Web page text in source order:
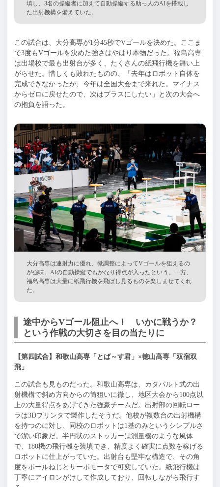
填し、3名の操縦者に加えて自動操縦する助っ人のAIを搭載し
た出射機構を備えていた。
この試合は、大分高専が1分45秒でVゴールを決めた。ここま
で3度もVゴールを決めた強さはやはり本物だった。福島高専
は出場校で最も出射台が多く、たくさんの紙飛行機を舞い上
がらせた。惜しくも敗れたものの、「去年はロボット自体を
完成できなかったが、今年は全国大会まで来れた。マイナス
からゼロに戻せたので、次はプラスにしたい」と次の大会へ
の抱負を語った。
大分高専は連射力に優れ、微調整によってVゴールを狙えるの
が強味。AIの自動操縦でもかなり得点が入ったという。一方、
福島高専は大量に紙飛行機を飛ばし見るものを楽しませてくれ
た。
途中からVゴール阻止へ！ いかに戦うか？
という作戦の大切さを目の当たりに
【第四試合】和歌山高専「とば～す君」×徳山高専「双宿双
飛」
この試合も見ものだった。和歌山高専は、カタパルト式の出
射機構で斜め方向からの筒狙いに徹し、地区大会から100点以
上の大量得点をあげてきた強豪チームだ。出射部の回転ロー
ラは3Dプリンタで製作したそうだ。他校が複数台の出射機構
を持つのに対し、同校のロボットは1基のみというシンプルさ
で潔い印象だ。半円状のストッカーは測量機のような風体
で、180機の飛行機を装填でき、精度よく確実に点数を稼げる
ロボットに仕上がっていた。出射台も堅牢な構造で、その角
度をボールねじとサーボモータで可変していた。紙飛行機は
丁寧にアイロンがけして作成しており、回転しながら飛行す